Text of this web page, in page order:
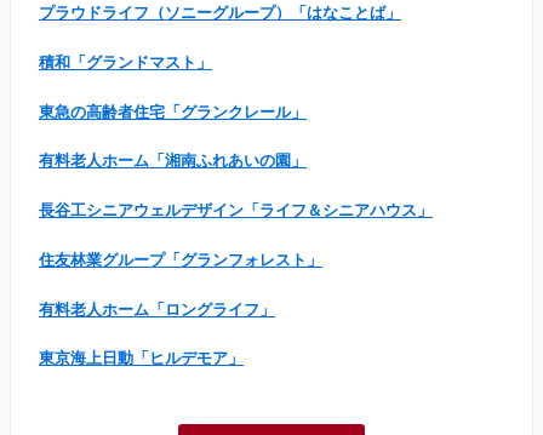
プラウドライフ（ソニーグループ）「はなことば」
積和「グランドマスト」
東急の高齢者住宅「グランクレール」
有料老人ホーム「湘南ふれあいの園」
長谷工シニアウェルデザイン「ライフ＆シニアハウス」
住友林業グループ「グランフォレスト」
有料老人ホーム「ロングライフ」
東京海上日動「ヒルデモア」